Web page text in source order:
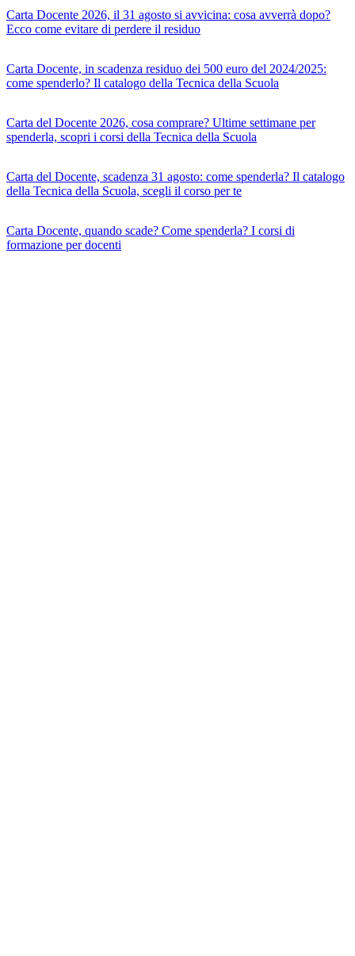
Carta Docente 2026, il 31 agosto si avvicina: cosa avverrà dopo?
Ecco come evitare di perdere il residuo
Carta Docente, in scadenza residuo dei 500 euro del 2024/2025:
come spenderlo? Il catalogo della Tecnica della Scuola
Carta del Docente 2026, cosa comprare? Ultime settimane per
spenderla, scopri i corsi della Tecnica della Scuola
Carta del Docente, scadenza 31 agosto: come spenderla? Il catalogo
della Tecnica della Scuola, scegli il corso per te
Carta Docente, quando scade? Come spenderla? I corsi di
formazione per docenti